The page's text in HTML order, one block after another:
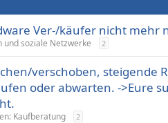
Ver-/käufer nicht mehr
und soziale Netzwerke 2
verschoben, steigende
oder abwarten. ->Eure
Kaufberatung 2